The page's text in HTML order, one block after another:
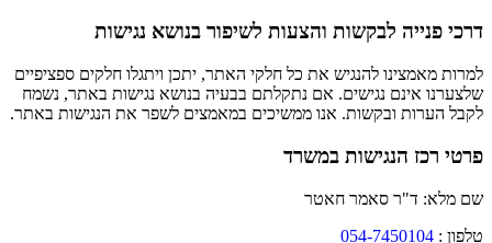
דרכי פנייה לבקשות והצעות לשיפור בנושא נגישות
למרות מאמצינו להנגיש את כל חלקי האתר, יתכן ויתגלו חלקים ספציפיים
שלצערנו אינם נגישים. אם נתקלתם בבעיה בנושא נגישות באתר, נשמח
לקבל הערות ובקשות. אנו ממשיכים במאמצים לשפר את הנגישות באתר.
פרטי רכז הנגישות במשרד
שם מלא: ד"ר סאמר חאטר
טלפון :